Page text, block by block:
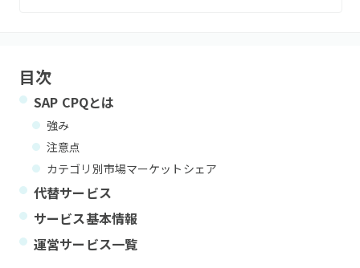
目次
SAP CPQとは
強み
注意点
カテゴリ別市場マーケットシェア
代替サービス
サービス基本情報
運営サービス一覧